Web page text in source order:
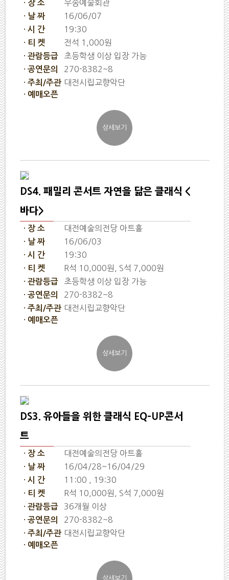
· 장 소 우송예술회관
· 날 짜 16/06/07
· 시 간 19:30
· 티 켓 전석 1,000원
· 관람등급 초등학생 이상 입장 가능
· 공연문의 270-8382~8
· 주최/주관 대전시립교향악단
· 예매오픈
DS4. 패밀리 콘서트 자연을 닮은 클래식 <
바다>
· 장 소 대전예술의전당 아트홀
· 날 짜 16/06/03
· 시 간 19:30
· 티 켓 R석 10,000원, S석 7,000원
· 관람등급 초등학생 이상 입장 가능
· 공연문의 270-8382~8
· 주최/주관 대전시립교향악단
· 예매오픈
DS3. 유아들을 위한 클래식 EQ-UP콘서
트
· 장 소 대전예술의전당 아트홀
· 날 짜 16/04/28~16/04/29
· 시 간 11:00 , 19:30
· 티 켓 R석 10,000원, S석 7,000원
· 관람등급 36개월 이상
· 공연문의 270-8382~8
· 주최/주관 대전시립교향악단
· 예매오픈